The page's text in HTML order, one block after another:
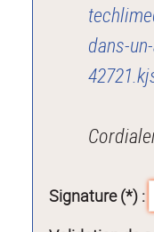
dans-
Signature (*) :